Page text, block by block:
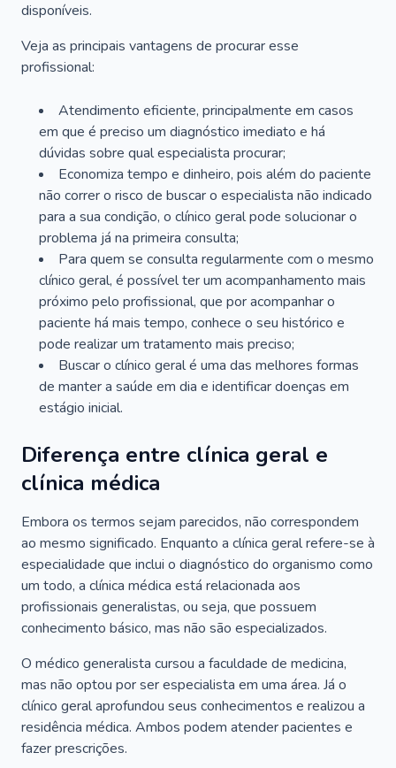
disponíveis.
Veja as principais vantagens de procurar esse
profissional:
Atendimento eficiente, principalmente em casos
em que é preciso um diagnóstico imediato e há
dúvidas sobre qual especialista procurar;
Economiza tempo e dinheiro, pois além do paciente
não correr o risco de buscar o especialista não indicado
para a sua condição, o clínico geral pode solucionar o
problema já na primeira consulta;
Para quem se consulta regularmente com o mesmo
clínico geral, é possível ter um acompanhamento mais
próximo pelo profissional, que por acompanhar o
paciente há mais tempo, conhece o seu histórico e
pode realizar um tratamento mais preciso;
Buscar o clínico geral é uma das melhores formas
de manter a saúde em dia e identificar doenças em
estágio inicial.
Diferença entre clínica geral e
clínica médica
Embora os termos sejam parecidos, não correspondem
ao mesmo significado. Enquanto a clínica geral refere-se à
especialidade que inclui o diagnóstico do organismo como
um todo, a clínica médica está relacionada aos
profissionais generalistas, ou seja, que possuem
conhecimento básico, mas não são especializados.
O médico generalista cursou a faculdade de medicina,
mas não optou por ser especialista em uma área. Já o
clínico geral aprofundou seus conhecimentos e realizou a
residência médica. Ambos podem atender pacientes e
fazer prescrições.